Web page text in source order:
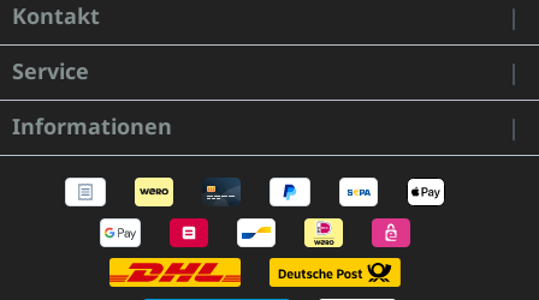
Kontakt
Service
Informationen